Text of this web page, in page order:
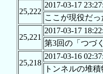
25,222
2017-03-17
ここが現役だ
25,221
2017-03-17
第3回の「つづ
25,218
2017-03-16
トンネルの堆